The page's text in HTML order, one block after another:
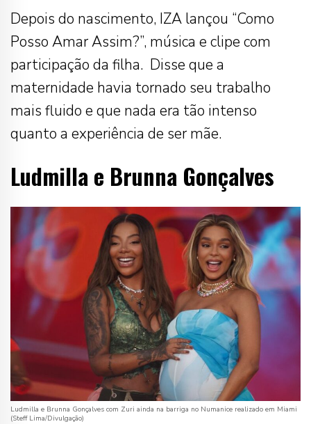
Depois do nascimento, IZA lançou “Como
Posso Amar Assim?”, música e clipe com
participação da filha. Disse que a
maternidade havia tornado seu trabalho
mais fluido e que nada era tão intenso
quanto a experiência de ser mãe.
Ludmilla e Brunna Gonçalves
Ludmilla e Brunna Gonçalves com Zuri ainda na barriga no Numanice realizado em Miami
(Steff Lima/Divulgação)